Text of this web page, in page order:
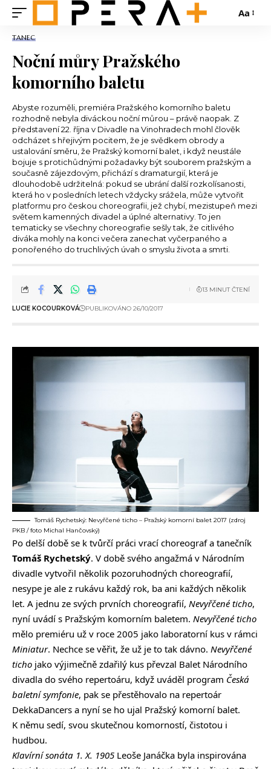
Aa
TANEC
Noční můry Pražského
komorního baletu
Abyste rozuměli, premiéra Pražského komorního baletu
rozhodně nebyla diváckou noční můrou – právě naopak. Z
představení 22. října v Divadle na Vinohradech mohl člověk
odcházet s hřejivým pocitem, že je svědkem obrody a
ustalování směru, že Pražský komorní balet, i když neustále
bojuje s protichůdnými požadavky být souborem pražským a
současně zájezdovým, přichází s dramaturgií, která je
dlouhodobě udržitelná: pokud se ubrání další rozkolísanosti,
která ho v posledních letech vždycky srážela, může vytvořit
platformu pro českou choreografii, jež chybí, mezistupeň mezi
světem kamenných divadel a úplné alternativy. To jen
tematicky se všechny choreografie sešly tak, že citlivého
diváka mohly na konci večera zanechat vyčerpaného a
ponořeného do truchlivých úvah o smyslu života a smrti.
LUCIE KOCOURKOVÁ PUBLIKOVÁNO 26/10/2017
13 MINUT ČTENÍ
Tomáš Rychetský: Nevyřčené ticho – Pražský komorní balet 2017 (zdroj
PKB / foto Michal Hančovský)
Po delší době se k tvůrčí práci vrací choreograf a tanečník
Tomáš Rychetský. V době svého angažmá v Národním
divadle vytvořil několik pozoruhodných choreografií,
nesype je ale z rukávu každý rok, ba ani každých několik
let. A jednu ze svých prvních choreografií, Nevyřčené ticho,
nyní uvádí s Pražským komorním baletem. Nevyřčené ticho
mělo premiéru už v roce 2005 jako laboratorní kus v rámci
Miniatur. Nechce se věřit, že už je to tak dávno. Nevyřčené
ticho jako výjimečně zdařilý kus převzal Balet Národního
divadla do svého repertoáru, když uváděl program Česká
baletní symfonie, pak se přestěhovalo na repertoár
DekkaDancers a nyní se ho ujal Pražský komorní balet.
K němu sedí, svou skutečnou komorností, čistotou i
hudbou.
Klavírní sonáta 1. X. 1905 Leoše Janáčka byla inspirována